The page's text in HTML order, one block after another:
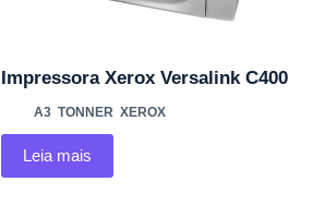
Impressora Xerox Versalink C400
A3 ,TONNER ,XEROX
Leia mais